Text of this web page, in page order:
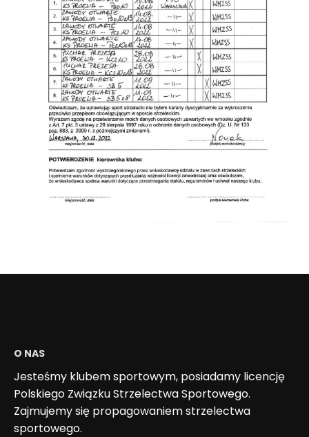
O NAS
Jesteśmy klubem sportowym, posiadamy licencję
Polskiego Związku Strzelectwa Sportowego.
Zajmujemy się propagowaniem strzelectwa
sportowego.